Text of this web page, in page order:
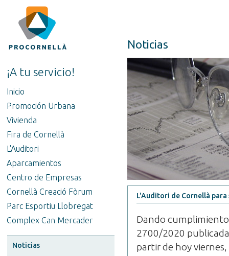
¡A tu servicio!
Inicio
Promoción Urbana
Vivienda
Fira de Cornellà
L'Auditori
Aparcamientos
Centro de Empresas
Cornellà Creació Fòrum
Parc Esportiu Llobregat
Complex Can Mercader
Noticias
Noticias
L'Auditori de Cornellà
Dando cumplimiento
2700/2020
partir de hoy